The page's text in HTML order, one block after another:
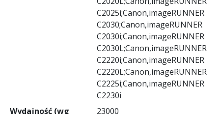
C2025i;Canon,imageRUNNER
C2030;Canon,imageRUNNER
C2030i;Canon,imageRUNNER
C2030L;Canon,imageRUNNER
C2220i;Canon,imageRUNNER
C2220L;Canon,imageRUNNER
C2225i;Canon,imageRUNNER
C2230i
Wydajność (wg
23000